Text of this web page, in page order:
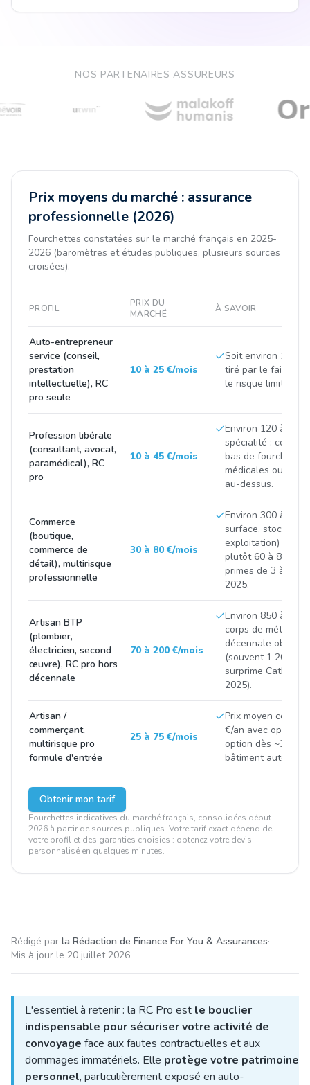
NOS PARTENAIRES ASSUREURS
Prix moyens du marché : assurance
professionnelle (2026)
Fourchettes constatées sur le marché français en 2025-
2026 (baromètres et études publiques, plusieurs sources
croisées).
PROFIL
PRIX DU
MARCHÉ
À SAVOIR
Auto-entrepreneur
service (conseil,
prestation
intellectuelle), RC
pro seule
10 à 25 €/mois
Soit environ 100 à
tiré par le faible
le risque limité de
Profession libérale
(consultant, avocat,
paramédical), RC
pro
10 à 45 €/mois
Environ 120 à 500
spécialité :
bas de fourchette,
médicales ou
au-dessus.
Commerce
(boutique,
commerce de
détail), multirisque
professionnelle
30 à 80 €/mois
Environ 300 à 900
surface, stock et
exploitation) ;
plutôt 60 à 85 €/
primes de 3 à 8 %
2025.
Artisan BTP
(plombier,
électricien, second
œuvre), RC pro hors
décennale
70 à 200 €/mois
Environ 850 à 2
corps de métier et
décennale
(souvent 1 200 à
surprime CatNat
2025).
Artisan /
commerçant,
multirisque pro
formule d'entrée
25 à 75 €/mois
Prix moyen
€/an avec options
option dès ~300
bâtiment autour
Obtenir mon tarif
Fourchettes indicatives du marché français, consolidées début
2026 à partir de sources publiques. Votre tarif exact dépend de
votre profil et des garanties choisies : obtenez votre devis
personnalisé en quelques minutes.
Rédigé par la Rédaction de Finance For You & Assurances·
Mis à jour le 20 juillet 2026
L'essentiel à retenir : la RC Pro est le bouclier
indispensable pour sécuriser votre activité de
convoyage face aux fautes contractuelles et aux
dommages immatériels. Elle protège votre patrimoine
personnel, particulièrement exposé en auto-